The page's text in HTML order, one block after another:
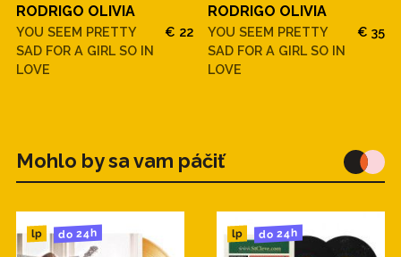
RODRIGO OLIVIA
YOU SEEM PRETTY
SAD FOR A GIRL SO IN
LOVE
€ 22
RODRIGO OLIVIA
YOU SEEM PRETTY
SAD FOR A GIRL SO IN
LOVE
€ 35
Mohlo by sa vam páčiť
lp do 24h lp do 24h